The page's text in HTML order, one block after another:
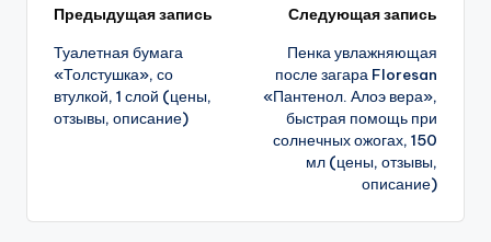
Навигация
записи
Предыдущая запись
Туалетная бумага
«Толстушка», со
втулкой, 1 слой (цены,
отзывы, описание)
Следующая запись
Пенка увлажняющая
после загара Floresan
«Пантенол. Алоэ вера»,
быстрая помощь при
солнечных ожогах, 150
мл (цены, отзывы,
описание)